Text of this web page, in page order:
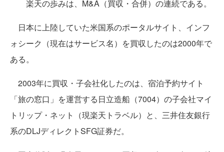
楽天の歩みは、M&A（買収・合併）の連続である。
日本に上陸していた米国系のポータルサイト、インフ
ォシーク（現在はサービス名）を買収したのは2000年で
ある。
2003年に買収・子会社化したのは、宿泊予約サイト
「旅の窓口」を運営する日立造船（7004）の子会社マイ
トリップ・ネット（現楽天トラベル）と、三井住友銀行
系のDLJディレクトSFG証券だ。